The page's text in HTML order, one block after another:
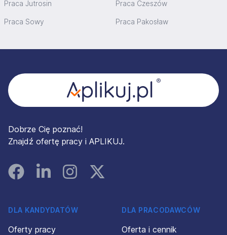
Praca Jutrosin Praca Czeszów
Praca Sowy Praca Pakosław
Dobrze Cię poznać!
Znajdź ofertę pracy i APLIKUJ.
FacebookLinked InInstagramInstagram
DLA KANDYDATÓW
Oferty pracy
DLA PRACODAWCÓW
Oferta i cennik